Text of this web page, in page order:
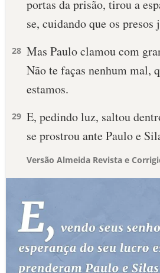
portas da prisão, tirou a
se, cuidando que os
28 Mas Paulo clamou com
Não te faças nenhum mal,
estamos.
29 E, pedindo luz, saltou
se prostrou ante Paulo e
Versão Almeida Revista e